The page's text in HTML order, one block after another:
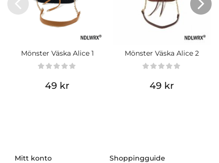
Mönster Väska Alice 1
49 kr
Mönster Väska Alice 2
49 kr
Mitt konto Shoppingguide